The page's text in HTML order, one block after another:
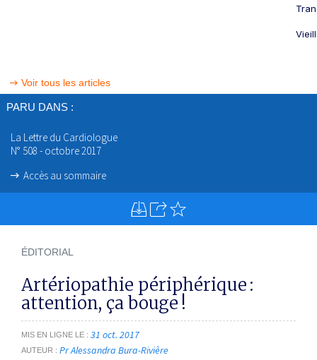
Voir tous les articles
PARU DANS :
La Lettre du Cardiologue
N° 508 - octobre 2017
Accès au sommaire
ÉDITORIAL
Artériopathie périphérique :
attention, ça bouge !
MIS EN LIGNE LE 31 oct. 2017
AUTEUR Pr Alessandra Bura-Rivière